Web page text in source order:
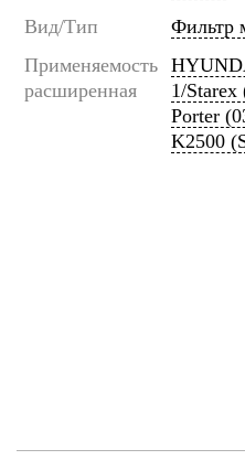
Вид/Тип
Фильтр
Применяемость
расширенная
1/
Porter
K2500